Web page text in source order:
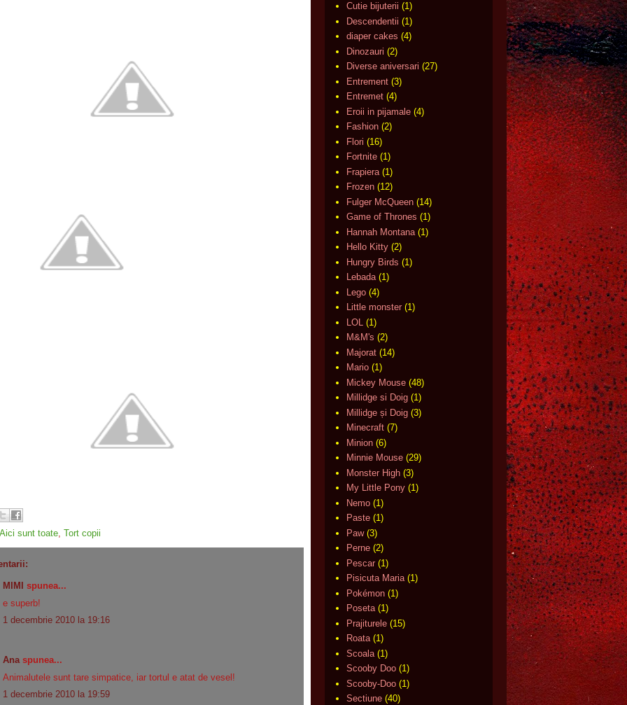
Aici sunt toate, Tort copii
MIMI
spunea...
e superb!
1 decembrie 2010 la 19:16
Anaspunea...
Animalutele sunt tare simpatice, iar tortul e atat de vesel!
1 decembrie 2010 la 19:59
Cutie bijuterii (1)
Descendentii (1)
diaper cakes (4)
Dinozauri (2)
Diverse aniversari (27)
Entrement (3)
Entremet (4)
Eroii in pijamale (4)
Fashion (2)
Flori (16)
Fortnite (1)
Frapiera (1)
Frozen (12)
Fulger McQueen (14)
Game of Thrones (1)
Hannah Montana (1)
Hello Kitty (2)
Hungry Birds (1)
Lebada (1)
Lego (4)
Little monster (1)
LOL
(1)
M&M's (2)
Majorat (14)
Mario (1)
Mickey Mouse (48)
Millidge si Doig (1)
Millidge și Doig (3)
Minecraft (7)
Minion (6)
Minnie Mouse (29)
Monster High (3)
My Little Pony (1)
Nemo (1)
Paste (1)
Paw (3)
Perne (2)
Pescar (1)
Pisicuta Maria (1)
Pokémon (1)
Poseta (1)
Prajiturele (15)
Roata (1)
Scoala (1)
Scooby Doo (1)
Scooby-Doo (1)
Sectiune (40)